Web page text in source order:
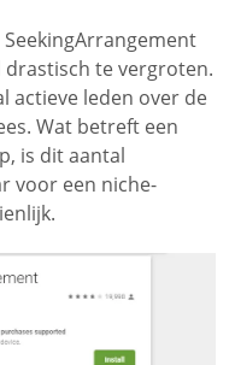
te vergroten.
actieve leden over de
Wat betreft een
is dit aantal
voor een niche-